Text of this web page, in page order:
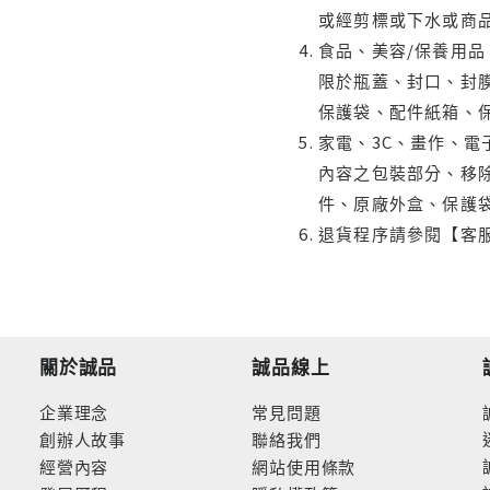
或經剪標或下水或商
食品、美容/保養用
限於瓶蓋、封口、封
保護袋、配件紙箱、
家電、3C、畫作、
內容之包裝部分、移
件、原廠外盒、保護
退貨程序請參閱【
關於誠品
企業理念
創辦人故事
經營內容
誠品線上
常見問題
聯絡我們
網站使用條款